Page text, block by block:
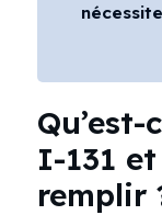
I-131
remplir